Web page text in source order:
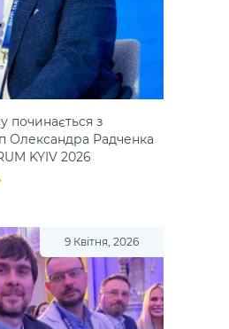
починається з
Олександра Радченка
KYIV 2026
9 Квітня, 2026